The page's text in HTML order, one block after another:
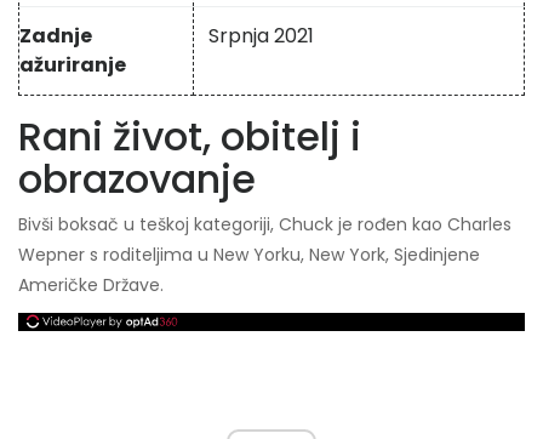
Zadnje
ažuriranje
Srpnja 2021
Rani život, obitelj i
obrazovanje
Bivši boksač u teškoj kategoriji, Chuck je rođen kao Charles
Wepner s roditeljima u New Yorku, New York, Sjedinjene
Američke Države.